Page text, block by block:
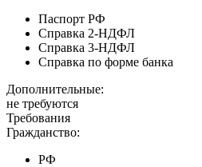
Паспорт РФ
Справка 2-НДФЛ
Справка 3-НДФЛ
Справка по форме банка
Дополнительные:
не требуются
Требования
Гражданство:
РФ